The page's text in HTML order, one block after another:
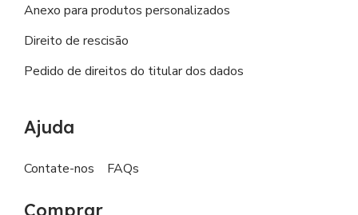
Anexo para produtos personalizados
Direito de rescisão
Pedido de direitos do titular dos dados
Ajuda
Contate-nos FAQs
Comprar